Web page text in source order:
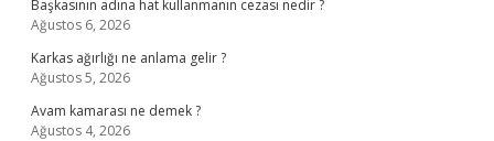
Başkasının adına hat kullanmanın cezası nedir ?
Ağustos 6, 2026
Karkas ağırlığı ne anlama gelir ?
Ağustos 5, 2026
Avam kamarası ne demek ?
Ağustos 4, 2026